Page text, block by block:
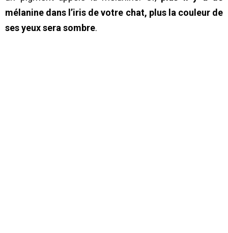
mélanine dans l’iris de votre chat, plus la couleur de
ses yeux sera sombre.